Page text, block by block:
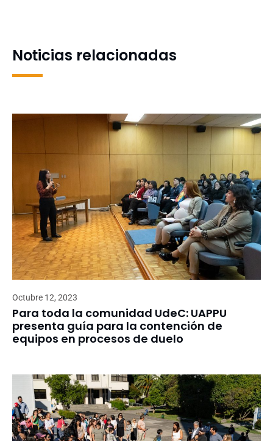
Noticias relacionadas
Octubre 12, 2023
Para toda la comunidad UdeC: UAPPU
presenta guía para la contención de
equipos en procesos de duelo